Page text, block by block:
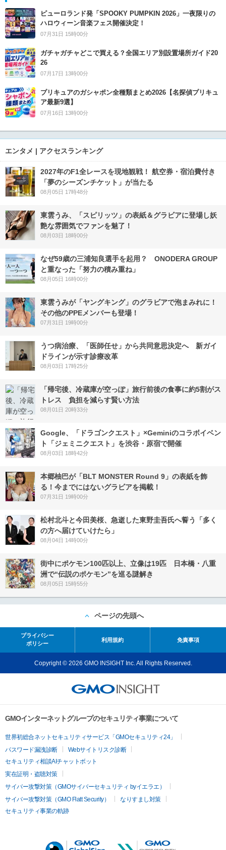
ピューロランド発「SPOOKY PUMPKIN 2026」一夜限りの
ハロウィーン音楽フェス開催決定！
07月31日 15時00分
ガチャガチャどこで買える？全国エリア別設置場所ガイド20
26
07月17日 13時00分
プリキュアのガシャポン全種類まとめ2026【名探偵プリキュ
ア最新9選】
07月16日 13時00分
エンタメ | アクセスランキング
2027年のF1全レースを現地観戦！ 航空券・宿泊費付き
「夢のシーズンチケット」が当たる
08月05日 17時48分
東雲うみ、「スピリッツ」の表紙＆グラビアに登場し妖
艶な雰囲気でファンを魅了！
08月03日 18時00分
なぜ59歳の三浦知良選手を起用？ ONODERA GROUP
と重なった「努力の積み重ね」
08月05日 16時00分
東雲うみが「ヤングキング」のグラビアで泡まみれに！
その他のPPEメンバーも登場！
07月31日 19時00分
うつ病治療、「医師任せ」から共同意思決定へ 新ガイ
ドラインが示す診療改革
08月03日 17時25分
「帰宅後、冷蔵庫が空っぽ」旅行前後の食事に約5割がス
トレス 負担を減らす賢い方法
08月01日 20時33分
Google、「ドラゴンクエスト」×Geminiのコラボイベン
ト「ジェミニクエスト」を渋谷・原宿で開催
08月03日 18時42分
本郷柚巴が「BLT MONSTER Round 9」の表紙を飾
る！今までにはないグラビアを掲載！
07月31日 19時00分
松村北斗と今田美桜、急逝した東野圭吾氏へ誓う「多く
の方へ届けていけたら」
08月04日 14時00分
街中にポケモン100匹以上、立像は19匹 日本橋・八重
洲で“伝説のポケモン”を巡る謎解き
08月05日 15時55分
ページの先頭へ
プライバシー
ポリシー
利用規約 免責事項
Copyright © 2026 GMO INSIGHT Inc. All Rights Reserved.
GMOインターネットグループのセキュリティ事業について
世界初総合ネットセキュリティサービス「GMOセキュリティ24」
パスワード漏洩診断
Webサイトリスク診断
セキュリティ相談AIチャットボット
実在証明・盗聴対策
サイバー攻撃対策（GMOサイバーセキュリティ byイエラエ）
サイバー攻撃対策（GMO Flatt Security）
なりすまし対策
セキュリティ事業の軌跡